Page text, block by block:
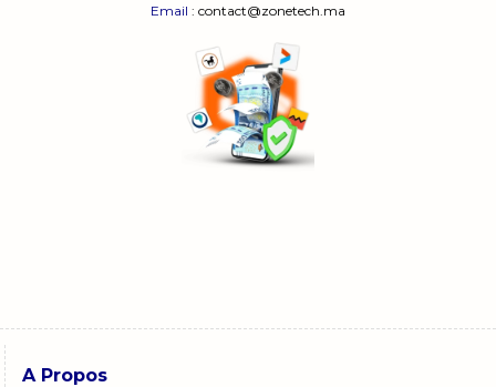
Email : contact@zonetech.ma
A Propos